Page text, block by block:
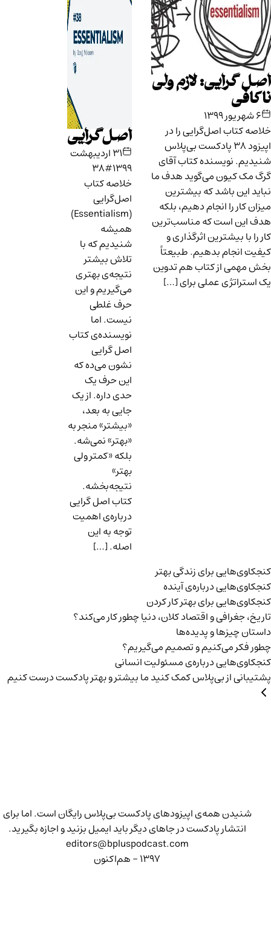
گرایی: لازم ولی
کتاب اصل‌گرایی را در
اپیزود ۳۸ پادکست بی‌پلاس
نویسنده‌ کتاب آقای
کیون می‌گوید هدف ما
این باشد که بیشترین
کار را انجام دهیم، بلکه
است که مناسب‌ترین
با بیشترین اثرگذاری و
انجام بدهیم. طبیعتاً
از کتاب هم تدوین
عملی برای […]
اصل‌گرایی
۳۱ اردیبهشت
۱۳۹۹#38
خلاصه کتاب
اصل‌گرایی
(Essentialism)
همیشه
شنیدیم که با
تلاش بیشتر
نتیجه‌ی بهتری
می‌گیریم و این
حرف غلطی
نیست. اما
نویسنده‌ی کتاب
اصل‌ گرایی
نشون می‌ده که
این حرف یک
حدی داره. از یک
جایی به بعد،
«بیشتر» منجر به
«بهتر» نمی‌شه.
بلکه «کمتر ولی
بهتر»
نتیجه‌بخشه.
کتاب اصل گرایی
درباره‌ی اهمیت
توجه به این
اصله. […]
برای زندگی بهتر
درباره‌ی آينده
برای بهتر کار کردن
جغرافی و اقتصاد کلان، دنیا چطور کار می‌کند؟
چیزها و پدیده‌ها
فکر می‌کنیم و تصمیم می‌گیریم؟
درباره‌ی مسئولیت انسانی
از بی‌پلاسکمک کنید ما بیشتر و بهتر پادکست درست کنیم
شنیدن همه‌ی اپیزودهای پادکست بی‌پلاس رایگان است. اما برای
انتشار پادکست در جاهای دیگر باید ایمیل بزنید و اجازه بگیرید.
editors@bpluspodcast.com
۱۳۹۷ - هم‌اکنون